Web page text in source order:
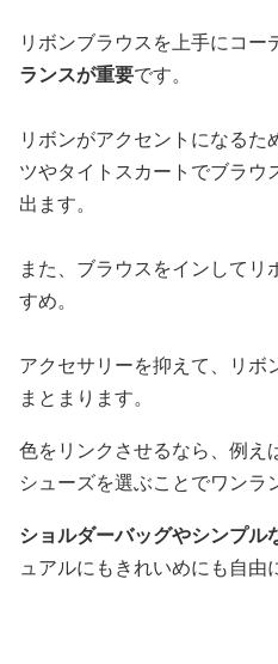
リボンブラウスを上手にコー
ランスが重要です。
リボンがアクセントになる
ツやタイトスカートでブラ
出ます。
また、ブラウスをインして
すめ。
アクセサリーを抑えて、リボ
まとまります。
色をリンクさせるなら、例え
シューズを選ぶことでワンラ
ショルダーバッグやシンプル
ュアルにもきれいめにも自由